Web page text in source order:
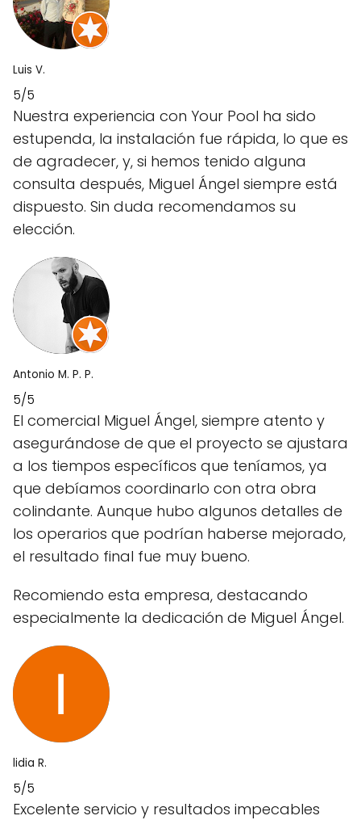
Luis V.
5/5
Nuestra experiencia con Your Pool ha sido
estupenda, la instalación fue rápida, lo que es
de agradecer, y, si hemos tenido alguna
consulta después, Miguel Ángel siempre está
dispuesto. Sin duda recomendamos su
elección.
Antonio M. P. P.
5/5
El comercial Miguel Ángel, siempre atento y
asegurándose de que el proyecto se ajustara
a los tiempos específicos que teníamos, ya
que debíamos coordinarlo con otra obra
colindante. Aunque hubo algunos detalles de
los operarios que podrían haberse mejorado,
el resultado final fue muy bueno.
Recomiendo esta empresa, destacando
especialmente la dedicación de Miguel Ángel.
lidia R.
5/5
Excelente servicio y resultados impecables